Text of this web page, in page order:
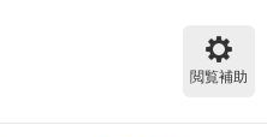
閲覧補助